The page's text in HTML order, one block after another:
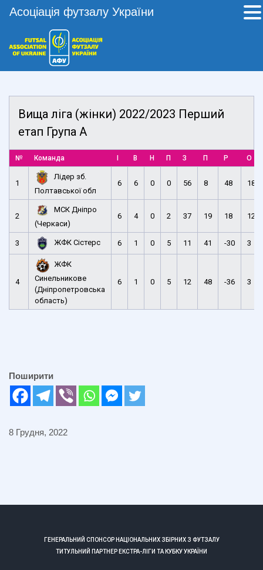
Вища ліга (жінки) 2022/2023 Перший
етап Група А
№ Команда І В Н П З П Р О
1
Лідер зб.
Полтавської обл
6 6 0 0 56 8 48 18
2
МСК Дніпро
(Черкаси)
6 4 0 2 37 19 18 12
3 ЖФК Сістерс 6 1 0 5 11 41 -30 3
4
ЖФК
Синельникове
(Дніпропетровська
область)
6 1 0 5 12 48 -36 3
Поширити
8 Грудня, 2022
ГЕНЕРАЛЬНИЙ СПОНСОР НАЦІОНАЛЬНИХ ЗБІРНИХ З ФУТЗАЛУ
ТИТУЛЬНИЙ ПАРТНЕР ЕКСТРА-ЛІГИ ТА КУБКУ УКРАЇНИ
Асоціація футзалу України